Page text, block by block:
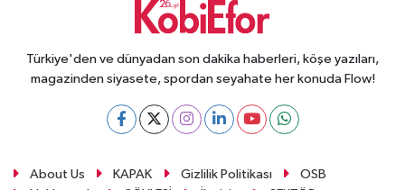
Türkiye'den ve dünyadan son dakika haberleri, köşe yazıları,
magazinden siyasete, spordan seyahate her konuda Flow!
About Us KAPAK Gizlilik Politikası
OSB